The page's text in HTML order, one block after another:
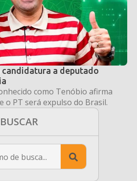
a deputado
como Tenóbio afirma
o PT será expulso do Brasil.
BUSCAR
Search
for: